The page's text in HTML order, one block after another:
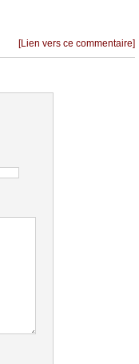
[Lien vers ce commentaire]